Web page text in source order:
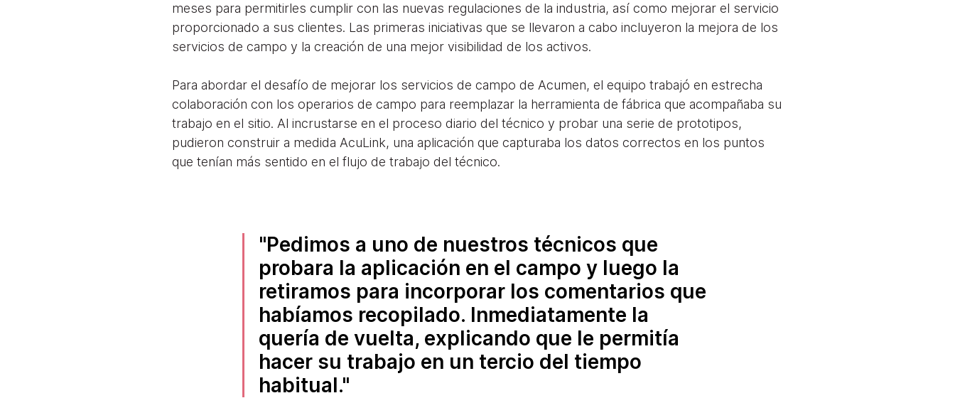
meses para permitirles cumplir con las nuevas regulaciones de la industria, así como mejorar el servicio
proporcionado a sus clientes. Las primeras iniciativas que se llevaron a cabo incluyeron la mejora de los
servicios de campo y la creación de una mejor visibilidad de los activos.
Para abordar el desafío de mejorar los servicios de campo de Acumen, el equipo trabajó en estrecha
colaboración con los operarios de campo para reemplazar la herramienta de fábrica que acompañaba su
trabajo en el sitio. Al incrustarse en el proceso diario del técnico y probar una serie de prototipos,
pudieron construir a medida AcuLink, una aplicación que capturaba los datos correctos en los puntos
que tenían más sentido en el flujo de trabajo del técnico.
Pedimos a uno de nuestros técnicos que
probara la aplicación en el campo y luego la
retiramos para incorporar los comentarios que
habíamos recopilado. Inmediatamente la
quería de vuelta, explicando que le permitía
hacer su trabajo en un tercio del tiempo
habitual.